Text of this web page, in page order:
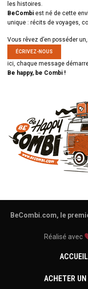
les histoires.
BeCombi est né de cette
unique : récits de voyages,
Vous rêvez d’en posséder
ÉCRIVEZ-NOUS
ici, chaque message
Be happy, be Combi !
BeCombi.com, le
Réalisé avec
ACCUEIL
ACHETER